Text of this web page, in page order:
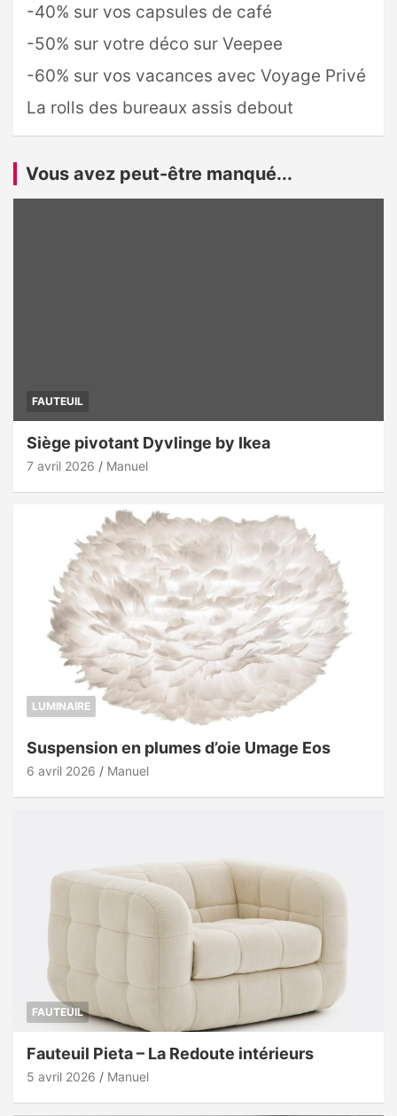
-40% sur vos capsules de café
-50% sur votre déco sur Veepee
-60% sur vos vacances avec Voyage Privé
La rolls des bureaux assis debout
Vous avez peut-être manqué...
FAUTEUIL
Siège pivotant Dyvlinge by Ikea
7 avril 2026 Manuel
LUMINAIRE
Suspension en plumes d’oie Umage Eos
6 avril 2026 Manuel
FAUTEUIL
Fauteuil Pieta – La Redoute intérieurs
5 avril 2026 Manuel